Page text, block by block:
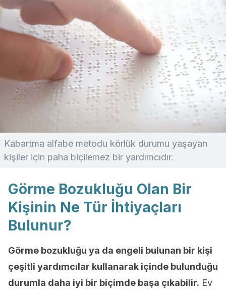
Kabartma alfabe metodu körlük durumu yaşayan
kişiler için paha biçilemez bir yardımcıdır.
Görme Bozukluğu Olan Bir
Kişinin Ne Tür İhtiyaçları
Bulunur?
Görme bozukluğu ya da engeli bulunan bir kişi
çeşitli yardımcılar kullanarak içinde bulunduğu
durumla daha iyi bir biçimde başa çıkabilir. Ev